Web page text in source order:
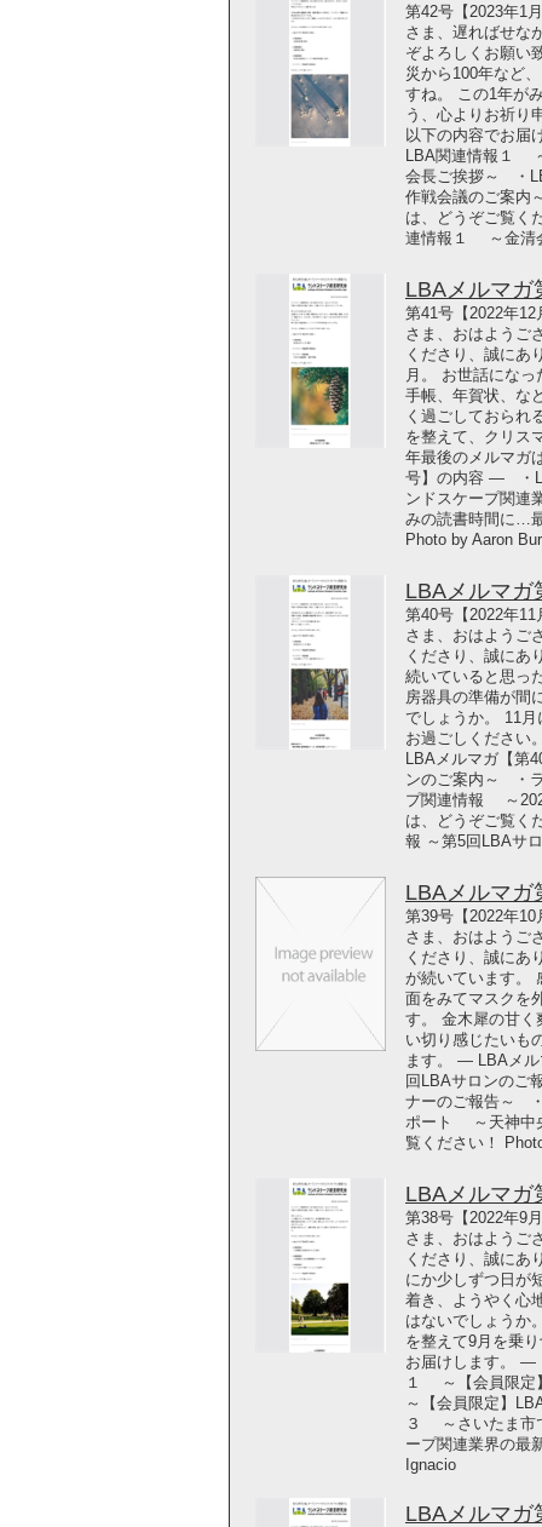
第42号【2023年1
さま、遅ればせな
ぞよろしくお願い
災から100年など
すね。 この1年が
う、心よりお祈り
以下の内容でお
LBA関連情報１
会長ご挨拶～ ・
作戦会議のご案
は、どうぞご覧く
連情報１ ～金清
LBAメルマガ
第41号【2022年
さま、おはようご
くださり、誠にあ
月。 お世話にな
手帳、年賀状、な
く過ごしておられ
を整えて、クリス
年最後のメルマガ
号】の内容 ― ・
ンドスケープ関
みの読書時間に…
Photo by Aaron
LBAメルマガ
第40号【2022年
さま、おはようご
くださり、誠に
続いていると思っ
房器具の準備が間
でしょうか。 11
お過ごしくださ
LBAメルマガ【
ンのご案内～ ・
プ関連情報 ～
は、どうぞご覧く
報 ～第5回LBAサ
LBAメルマガ
第39号【2022年
さま、おはようご
くださり、誠にあ
が続いています。
面をみてマスクを
す。 金木犀の甘く
い切り感じたいも
ます。 ― LBAメ
回LBAサロンの
ナーのご報告～
ポート ～天神中
覧ください！
LBAメルマガ
第38号【2022年9
さま、おはようご
くださり、誠に
にか少しずつ日が
着き、ようやく心
はないでしょうか
を整えて9月を乗
お届けします。 ―
１ ～【会員限定
～【会員限定】
３ ～さいたま市
ープ関連業界の最
Ignacio
LBAメルマガ